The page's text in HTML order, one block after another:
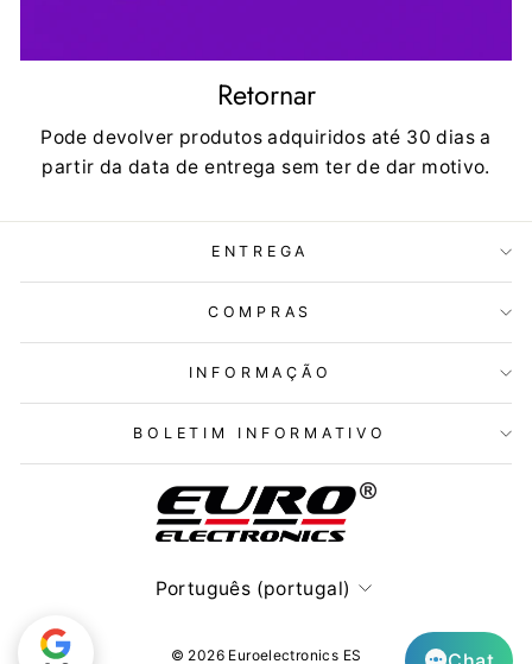
Retornar
Pode devolver produtos adquiridos até 30 dias a
partir da data de entrega sem ter de dar motivo.
ENTREGA
COMPRAS
INFORMAÇÃO
BOLETIM INFORMATIVO
Idioma
Português (portugal)
© 2026 Euroelectronics ES